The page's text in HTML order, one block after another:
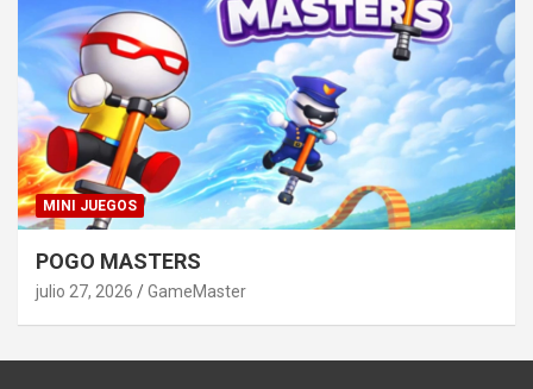
MINI JUEGOS
POGO MASTERS
julio 27, 2026 GameMaster